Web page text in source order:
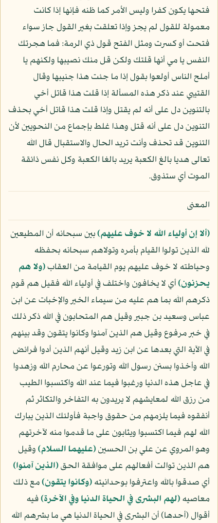
فتحها يكون كفرا وليس الأمر كما ظنه فإنها إذا كانت
معمولة للقول لم يجز وإذا تعلقت بغير القول جاز سواء
فتحت أو كسرت ومثل الفتح قول ذي الرمة: فما هجرتك
النفس يا مي أنها قلتك ولكن قل منك نصيبها ولكنهم يا
أملح الناس أولعوا بقول إذا ما جئت هذا جنيبها وقال
القتيبي عند ذكر هذه المسألة إذا قلت هذا قاتل أخي
بالتنوين دل على أنه لم يقتل وإذا قلت هذا قاتل أخي بحذف
التنوين دل على أنه قتل وهذا غلط بإجماع من النحويين لأن
التنوين قد تحذف وأنت تريد الحال والاستقبال قال الله
تعالى هديا بالغ الكعبة يريد بالغا الكعبة وكل نفس ذائقة
الموت أي ستذوق.
المعنى
﴿ألا إن أولياء الله لا خوف عليهم﴾بين سبحانه أن المطيعين
لله الذين تولوا القيام بأمره وتولاهم سبحانه بحفظه
وحياطته لا خوف عليهم يوم القيامة من العقاب﴿ولا هم
يحزنون﴾أي لا يخافون واختلف في أولياء الله فقيل هم قوم
ذكرهم الله بما هم عليه من سيماء الخير والإخبات عن ابن
عباس وسعيد بن جبير وقيل هم المتحابون في الله ذكر ذلك
في خبر مرفوع وقيل هم الذين آمنوا وكانوا يتقون وقد بينهم
في الآية التي بعدها عن ابن زيد وقيل أنهم الذين أدوا فرائض
الله وأخذوا بسنن رسول الله وتورعوا عن محارم الله وزهدوا
في عاجل هذه الدنيا ورغبوا فيما عند الله واكتسبوا الطيب
من رزق الله لمعايشهم لا يريدون به التفاخر والتكاثر ثم
أنفقوه فيما يلزمهم من حقوق واجبة فأولئك الذين يبارك
الله لهم فيما اكتسبوا ويثابون على ما قدموا منه لآخرتهم
وهو المروي عن علي بن الحسين(عليهما السلام)وقيل
هم الذين توالت أفعالهم على موافقة الحق﴿الذين آمنوا﴾
أي صدقوا بالله واعترفوا بوحدانيته﴿وكانوا يتقون﴾مع ذلك
معاصيه﴿لهم البشرى في الحياة الدنيا وفي الآخرة﴾فيه
أقوال (أحدها) أن البشرى في الحياة الدنيا هي ما بشرهم الله